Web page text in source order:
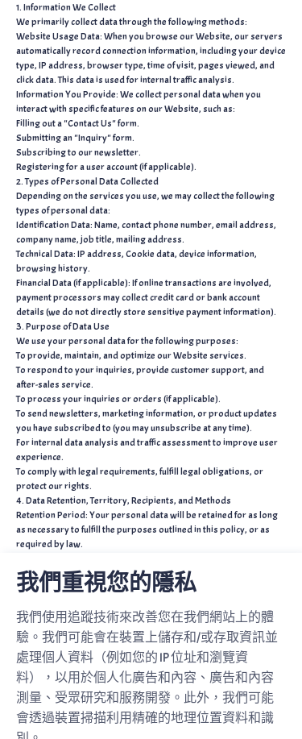
1. Information We Collect
We primarily collect data through the following methods:
Website Usage Data: When you browse our Website, our servers
automatically record connection information, including your device
type, IP address, browser type, time of visit, pages viewed, and
click data. This data is used for internal traffic analysis.
Information You Provide: We collect personal data when you
interact with specific features on our Website, such as:
Filling out a "Contact Us" form.
Submitting an "Inquiry" form.
Subscribing to our newsletter.
Registering for a user account (if applicable).
2. Types of Personal Data Collected
Depending on the services you use, we may collect the following
types of personal data:
Identification Data: Name, contact phone number, email address,
company name, job title, mailing address.
Technical Data: IP address, Cookie data, device information,
browsing history.
Financial Data (if applicable): If online transactions are involved,
payment processors may collect credit card or bank account
details (we do not directly store sensitive payment information).
3. Purpose of Data Use
We use your personal data for the following purposes:
To provide, maintain, and optimize our Website services.
To respond to your inquiries, provide customer support, and
after-sales service.
To process your inquiries or orders (if applicable).
To send newsletters, marketing information, or product updates
you have subscribed to (you may unsubscribe at any time).
For internal data analysis and traffic assessment to improve user
experience.
To comply with legal requirements, fulfill legal obligations, or
protect our rights.
4. Data Retention, Territory, Recipients, and Methods
Retention Period: Your personal data will be retained for as long
as necessary to fulfill the purposes outlined in this policy, or as
required by law.
may be located in Taiwan or other countries.
Recipients: Our internal staff, third-party service providers (e.g.,
vendors, marketing consultants), and government authorities as
required by law.
Methods of Use: Automated machine processes or non-automated
methods (e.g., email communication, phone calls, database
queries).
5. Use of Cookies
We use Cookies and similar technologies to improve website
efficiency, analyze traffic, and provide a more personalized
experience. Cookies are small text files stored on your device.
我們重視您的隱私
我們使用追蹤技術來改善您在我們網站上的體
驗。我們可能會在裝置上儲存和/或存取資訊並
處理個人資料（例如您的 IP 位址和瀏覽資
料），以用於個人化廣告和內容、廣告和內容
測量、受眾研究和服務開發。此外，我們可能
會透過裝置掃描利用精確的地理位置資料和識